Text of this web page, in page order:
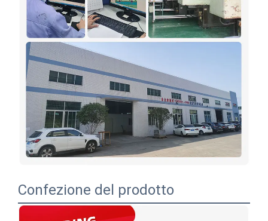
Confezione del prodotto